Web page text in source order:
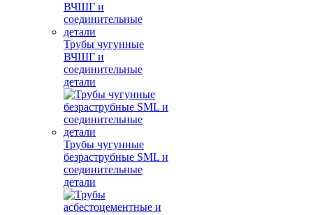
Трубы чугунные
ВЧШГ и
соединительные
детали
Трубы чугунные
безраструбные SML и
соединительные
детали